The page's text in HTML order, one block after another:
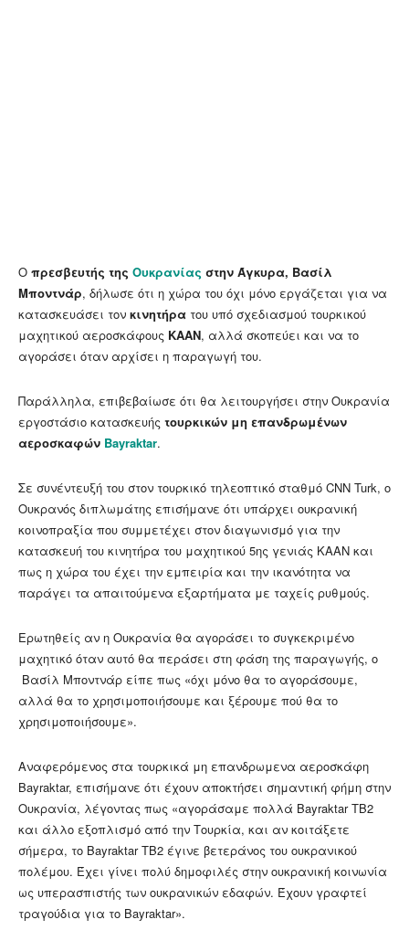
Ο πρεσβευτής της Ουκρανίας στην Άγκυρα, Βασίλ
Μποντνάρ, δήλωσε ότι η χώρα του όχι μόνο εργάζεται για να
κατασκευάσει τον κινητήρα του υπό σχεδιασμού τουρκικού
μαχητικού αεροσκάφους ΚΑΑΝ, αλλά σκοπεύει και να το
αγοράσει όταν αρχίσει η παραγωγή του.
Παράλληλα, επιβεβαίωσε ότι θα λειτουργήσει στην Ουκρανία
εργοστάσιο κατασκευής τουρκικών μη επανδρωμένων
αεροσκαφών Bayraktar.
Σε συνέντευξή του στον τουρκικό τηλεοπτικό σταθμό CNN Turk, ο
Ουκρανός διπλωμάτης επισήμανε ότι υπάρχει ουκρανική
κοινοπραξία που συμμετέχει στον διαγωνισμό για την
κατασκευή του κινητήρα του μαχητικού 5ης γενιάς ΚΑΑΝ και
πως η χώρα του έχει την εμπειρία και την ικανότητα να
παράγει τα απαιτούμενα εξαρτήματα με ταχείς ρυθμούς.
Ερωτηθείς αν η Ουκρανία θα αγοράσει το συγκεκριμένο
μαχητικό όταν αυτό θα περάσει στη φάση της παραγωγής, ο
Βασίλ Μποντνάρ είπε πως «όχι μόνο θα το αγοράσουμε,
αλλά θα το χρησιμοποιήσουμε και ξέρουμε πού θα το
χρησιμοποιήσουμε».
Αναφερόμενος στα τουρκικά μη επανδρωμενα αεροσκάφη
Bayraktar, επισήμανε ότι έχουν αποκτήσει σημαντική φήμη στην
Ουκρανία, λέγοντας πως «αγοράσαμε πολλά Bayraktar TB2
και άλλο εξοπλισμό από την Τουρκία, και αν κοιτάξετε
σήμερα, το Bayraktar TB2 έγινε βετεράνος του ουκρανικού
πολέμου. Έχει γίνει πολύ δημοφιλές στην ουκρανική κοινωνία
ως υπερασπιστής των ουκρανικών εδαφών. Έχουν γραφτεί
τραγούδια για το Bayraktar».